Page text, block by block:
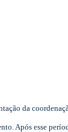
da
Após esse